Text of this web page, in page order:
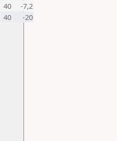
40
-7,2
40 -20